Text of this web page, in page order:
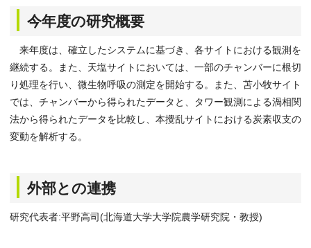
今年度の研究概要
来年度は、確立したシステムに基づき、各サイトにおける観測を
継続する。また、天塩サイトにおいては、一部のチャンバーに根切
り処理を行い、微生物呼吸の測定を開始する。また、苫小牧サイト
では、チャンバーから得られたデータと、タワー観測による渦相関
法から得られたデータを比較し、本攪乱サイトにおける炭素収支の
変動を解析する。
外部との連携
研究代表者:平野高司(北海道大学大学院農学研究院・教授)